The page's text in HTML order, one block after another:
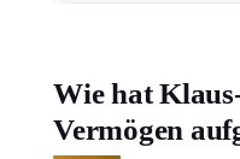
Wie hat
Vermögen